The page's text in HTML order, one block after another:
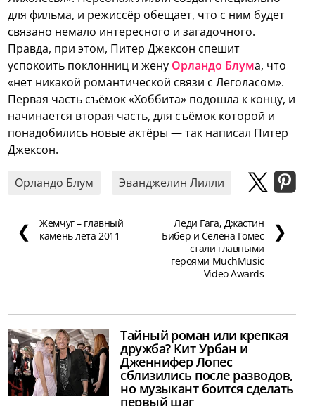
для фильма, и режиссёр обещает, что с ним будет
связано немало интересного и загадочного.
Правда, при этом, Питер Джексон спешит
успокоить поклонниц и жену Орландо Блума, что
«нет никакой романтической связи с Леголасом».
Первая часть съёмок «Хоббита» подошла к концу, и
начинается вторая часть, для съёмок которой и
понадобились новые актёры — так написал Питер
Джексон.
Орландо Блум Эванджелин Лилли
❮
Жемчуг – главный
камень лета 2011
Леди Гага, Джастин
Бибер и Селена Гомес
стали главными
героями MuchMusic
Video Awards
❯
Тайный роман или крепкая
дружба? Кит Урбан и
Дженнифер Лопес
сблизились после разводов,
но музыкант боится сделать
первый шаг